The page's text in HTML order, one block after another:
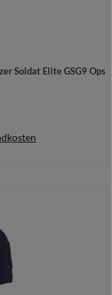
Soldat Elite GSG9 Ops